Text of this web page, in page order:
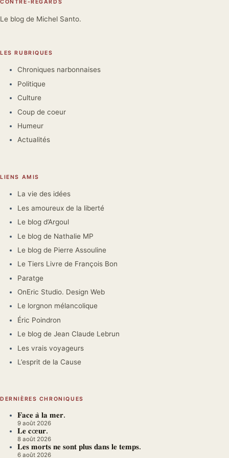
CONTRE-REGARDS
Le blog de Michel Santo.
LES RUBRIQUES
Chroniques narbonnaises
Politique
Culture
Coup de coeur
Humeur
Actualités
LIENS AMIS
La vie des idées
Les amoureux de la liberté
Le blog d’Argoul
Le blog de Nathalie MP
Le blog de Pierre Assouline
Le Tiers Livre de François Bon
Paratge
OnEric Studio. Design Web
Le lorgnon mélancolique
Éric Poindron
Le blog de Jean Claude Lebrun
Les vrais voyageurs
L’esprit de la Cause
DERNIÈRES CHRONIQUES
𝐅𝐚𝐜𝐞 𝐚̀ 𝐥𝐚 𝐦𝐞𝐫.
9 août 2026
𝐋𝐞 𝐜œ𝐮𝐫.
8 août 2026
𝐋𝐞𝐬 𝐦𝐨𝐫𝐭𝐬 𝐧𝐞 𝐬𝐨𝐧𝐭 𝐩𝐥𝐮𝐬 𝐝𝐚𝐧𝐬 𝐥𝐞 𝐭𝐞𝐦𝐩𝐬.
6 août 2026